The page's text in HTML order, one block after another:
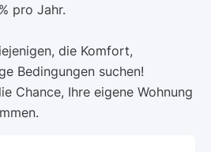
pro Jahr.
die Komfort,
Bedingungen suchen!
Chance, Ihre eigene Wohnung